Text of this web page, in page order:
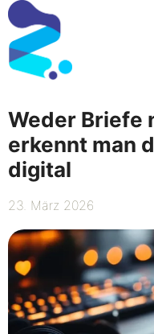
Zum
Inhalt
springen
Weder Briefe
erkennt man
digital
23. März 2026